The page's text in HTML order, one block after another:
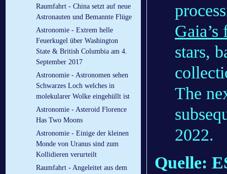
Raumfahrt - China setzt auf neue
Astronauten und Bemannte Flüge
Astronomie - Extrem helle
Feuerkugel über Washington
State & British Columbia am 4.
September 2017
Astronomie - Astronomen sehen
Schwarzes Loch welches in
molekularer Wolke eingehüllt ist
Astronomie - Asteroid Florence
Has Two Moons
Astronomie - Einige der kleinen
Monde von Uranus sind zum
Kollidieren verurteilt
Raumfahrt - Angeleitet aus dem
stars,
The
2022.
Quelle: